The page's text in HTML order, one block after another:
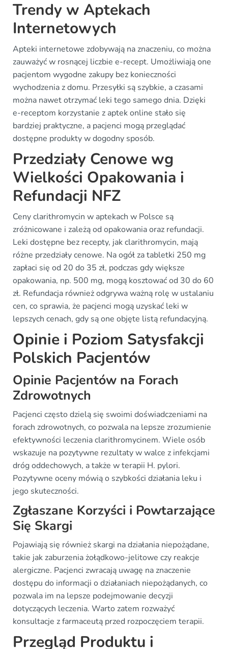
Trendy w Aptekach
Internetowych
Apteki internetowe zdobywają na znaczeniu, co można
zauważyć w rosnącej liczbie e-recept. Umożliwiają one
pacjentom wygodne zakupy bez konieczności
wychodzenia z domu. Przesyłki są szybkie, a czasami
można nawet otrzymać leki tego samego dnia. Dzięki
e-receptom korzystanie z aptek online stało się
bardziej praktyczne, a pacjenci mogą przeglądać
dostępne produkty w dogodny sposób.
Przedziały Cenowe wg
Wielkości Opakowania i
Refundacji NFZ
Ceny clarithromycin w aptekach w Polsce są
zróżnicowane i zależą od opakowania oraz refundacji.
Leki dostępne bez recepty, jak clarithromycin, mają
różne przedziały cenowe. Na ogół za tabletki 250 mg
zapłaci się od 20 do 35 zł, podczas gdy większe
opakowania, np. 500 mg, mogą kosztować od 30 do 60
zł. Refundacja również odgrywa ważną rolę w ustalaniu
cen, co sprawia, że pacjenci mogą uzyskać leki w
lepszych cenach, gdy są one objęte listą refundacyjną.
Opinie i Poziom Satysfakcji
Polskich Pacjentów
Opinie Pacjentów na Forach
Zdrowotnych
Pacjenci często dzielą się swoimi doświadczeniami na
forach zdrowotnych, co pozwala na lepsze zrozumienie
efektywności leczenia clarithromycinem. Wiele osób
wskazuje na pozytywne rezultaty w walce z infekcjami
dróg oddechowych, a także w terapii H. pylori.
Pozytywne oceny mówią o szybkości działania leku i
jego skuteczności.
Zgłaszane Korzyści i Powtarzające
Się Skargi
Pojawiają się również skargi na działania niepożądane,
takie jak zaburzenia żołądkowo-jelitowe czy reakcje
alergiczne. Pacjenci zwracają uwagę na znaczenie
dostępu do informacji o działaniach niepożądanych, co
pozwala im na lepsze podejmowanie decyzji
dotyczących leczenia. Warto zatem rozważyć
konsultacje z farmaceutą przed rozpoczęciem terapii.
Przegląd Produktu i